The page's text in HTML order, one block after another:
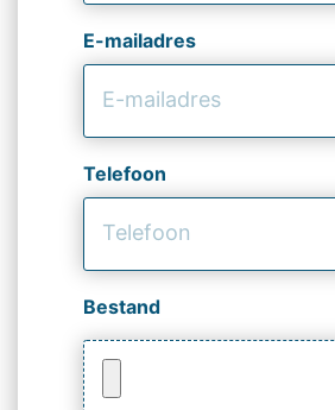
E-mailadres
Telefoon
Bestand